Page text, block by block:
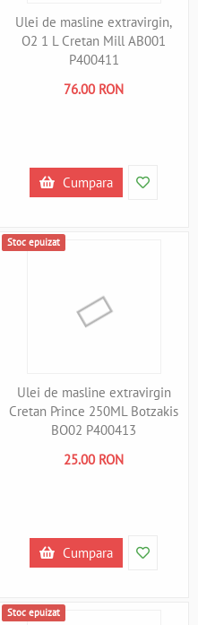
Ulei de masline extravirgin,
O2 1 L Cretan Mill AB001
P400411
76.00 RON
Cumpara
Stoc epuizat
Ulei de masline extravirgin
Cretan Prince 250ML Botzakis
BO02 P400413
25.00 RON
Cumpara
Stoc epuizat